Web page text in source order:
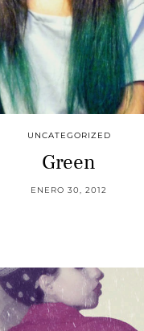
UNCATEGORIZED
Green
ENERO 30, 2012